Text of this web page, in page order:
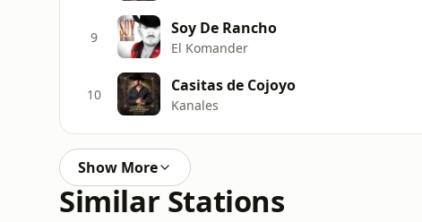
9 Soy De Rancho
El Komander
10 Casitas de Cojoyo
Kanales
Show More
Similar Stations